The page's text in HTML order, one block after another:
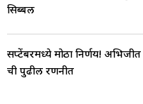
सिब्बल
सप्टेंबरमध्ये मोठा निर्णय!
ची पुढील रणनीत